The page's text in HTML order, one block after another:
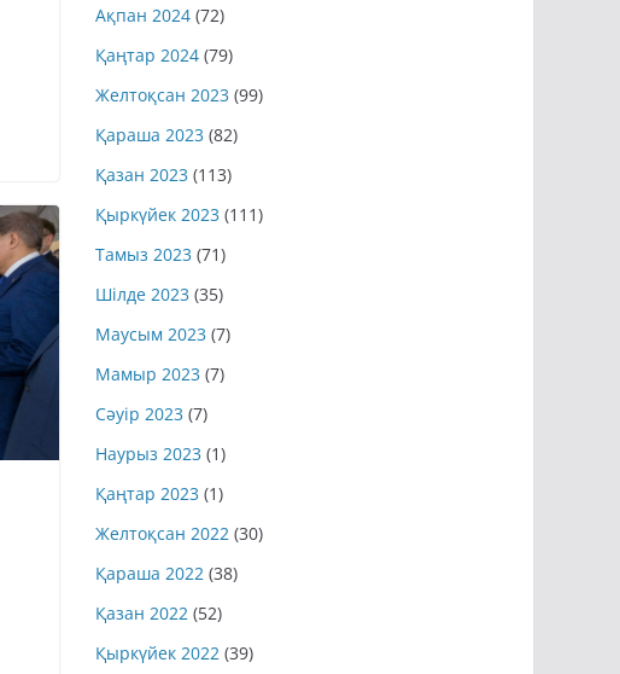
Ақпан 2024 (72)
Қаңтар 2024 (79)
Желтоқсан 2023 (99)
Қараша 2023 (82)
Қазан 2023 (113)
Қыркүйек 2023 (111)
Тамыз 2023 (71)
Шілде 2023 (35)
Маусым 2023 (7)
Мамыр 2023 (7)
Сәуір 2023 (7)
Наурыз 2023 (1)
Қаңтар 2023 (1)
Желтоқсан 2022 (30)
Қараша 2022 (38)
Қазан 2022 (52)
Қыркүйек 2022 (39)